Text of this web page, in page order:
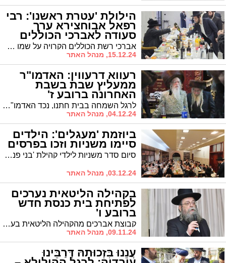
הילולת 'עטרת ראשנו': רבי
רפאל אבוחצירא ערך
סעודה לאברכי הכוללים
במירון אברכי רשת הכוללים הקרויה על שמו של 'עטרת ראשנו' רבי דוד אבוחצירא הי"ד התכנסו היום לסעודה במירון יחד עם האדמו"ר רבי רפאל אבוחצירא שליט"א
15.12.24, מנהל האתר
רעווא דרעווין: האדמו"ר
ממעליץ שבת בשבת
האחרונה ברובע ז'
לרגל השמחה בבית חתנו, נכד האדמו"ר מטשארנאביל, התארח האדמו"ר ממעליץ בביהמ"ד טשארנאביל ברובע ז'
04.12.24, מנהל האתר
ביוזמת 'מעגלים': הילדים
סיימו משניות וזכו בפרסים
סיום סדר משניות לילדי קהילת 'בני פנחס' שסיימו סדר מועד זו הפעם השניה
03.12.24, מנהל האתר
בקהילה הליטאית נערכים
לפתיחת בית כנסת חדש
ברובע ו'
קבוצת אברכים מהקהילה הליטאית בעיר נערכת לפתיחת בי"כ חדש בברכת הגרי"ב שרייבר שליט"א
09.11.24, מנהל האתר
עֲנֵנוּ בִּזְכוּתֵהּ דְּרַבֵּינוּ